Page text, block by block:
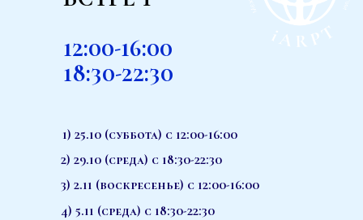
12:00-16:00
18:30-22:30
3) 2.11 (воскресенье) с 12:00-16:00
4) 5.11 (среда) с 18:30-22:30
1) 25.10 (суббота) с 12:00-16:00
2) 29.10 (среда) с 18:30-22:30